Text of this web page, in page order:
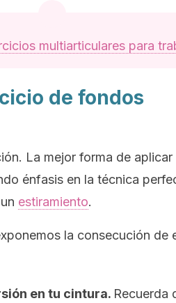
multiarticulares para
de fondos
La mejor forma de
énfasis en la técnica
estiramiento.
la consecución de
en tu cintura. Recuerda